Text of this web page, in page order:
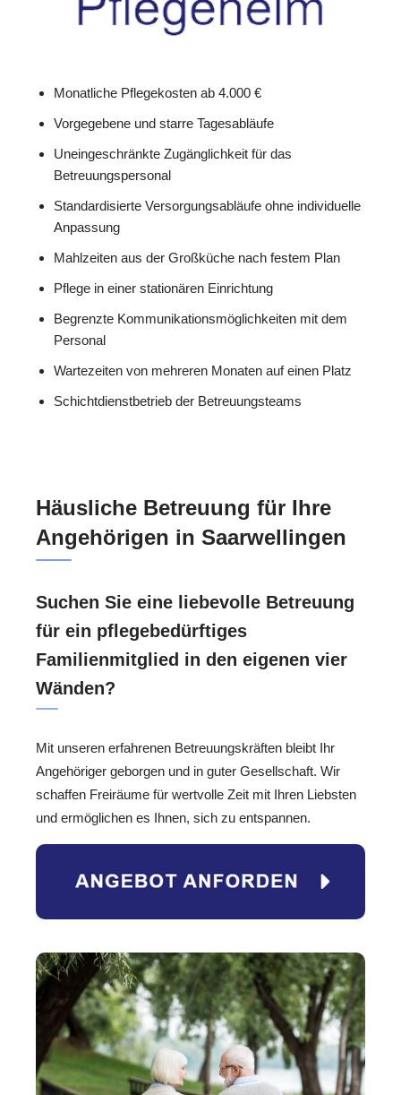
Monatliche Pflegekosten ab 4.000 €
Vorgegebene und starre Tagesabläufe
Uneingeschränkte Zugänglichkeit für das
Betreuungspersonal
Standardisierte Versorgungsabläufe ohne individuelle
Anpassung
Mahlzeiten aus der Großküche nach festem Plan
Pflege in einer stationären Einrichtung
Begrenzte Kommunikationsmöglichkeiten mit dem
Personal
Wartezeiten von mehreren Monaten auf einen Platz
Schichtdienstbetrieb der Betreuungsteams
Häusliche Betreuung für Ihre
Angehörigen in Saarwellingen
Suchen Sie eine liebevolle Betreuung
für ein pflegebedürftiges
Familienmitglied in den eigenen vier
Wänden?
Mit unseren erfahrenen Betreuungskräften bleibt Ihr
Angehöriger geborgen und in guter Gesellschaft. Wir
schaffen Freiräume für wertvolle Zeit mit Ihren Liebsten
und ermöglichen es Ihnen, sich zu entspannen.